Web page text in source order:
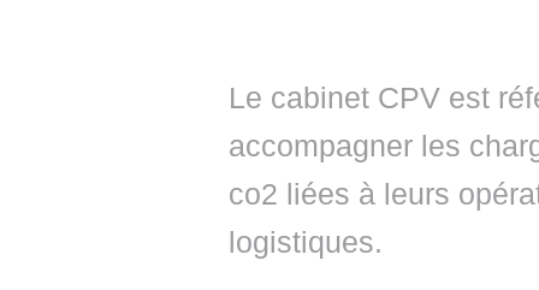
Le cabinet CPV est
accompagner les
co2 liées à leurs
logistiques.